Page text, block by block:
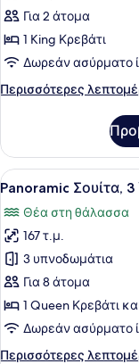
με
Αναπηρία,
Θέα
στη
Θάλασσα
για
Δωμάτιο,
Θέα
στη
Θάλασσα
Για 2 άτομα
1 King Κρεβάτι
Δωρεάν ασύρματο
Περισσότερες
Περισσότερες
Θέα
στη
Θάλασσα
Προβολή
όλων
των
φωτογραφιών
για
Panoramic
Σουίτα,
3
Υπνοδωμάτια
13
Panoramic Σουίτα,
Θέα στη θάλασσα
167 τ.μ.
3 υπνοδωμάτια
Για 8 άτομα
1 Queen Κρεβάτι
Δωρεάν ασύρματο
Περισσότερες
Περισσότερες